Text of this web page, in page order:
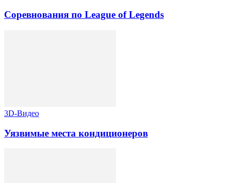
Соревнования по League of Legends
3D-Видео
Уязвимые места кондиционеров